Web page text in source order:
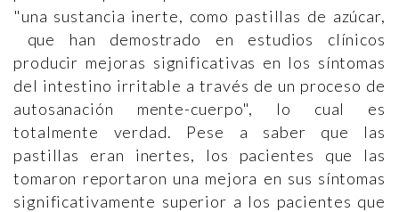
"una sustancia inerte, como pastillas de azúcar,
que han demostrado en estudios clínicos
producir mejoras significativas en los síntomas
del intestino irritable a través de un proceso de
autosanación mente-cuerpo", lo cual es
totalmente verdad. Pese a saber que las
pastillas eran inertes, los pacientes que las
tomaron reportaron una mejora en sus síntomas
significativamente superior a los pacientes que